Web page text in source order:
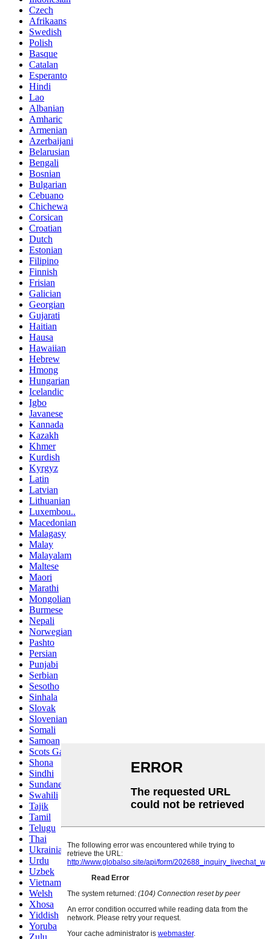
Czech
Afrikaans
Swedish
Polish
Basque
Catalan
Esperanto
Hindi
Lao
Albanian
Amharic
Armenian
Azerbaijani
Belarusian
Bengali
Bosnian
Bulgarian
Cebuano
Chichewa
Corsican
Croatian
Dutch
Estonian
Filipino
Finnish
Frisian
Galician
Georgian
Gujarati
Haitian
Hausa
Hawaiian
Hebrew
Hmong
Hungarian
Icelandic
Igbo
Javanese
Kannada
Kazakh
Khmer
Kurdish
Kyrgyz
Latin
Latvian
Lithuanian
Luxembou..
Macedonian
Malagasy
Malay
Malayalam
Maltese
Maori
Marathi
Mongolian
Burmese
Nepali
Norwegian
Pashto
Persian
Punjabi
Serbian
Sesotho
Sinhala
Slovak
Slovenian
Somali
Samoan
Scots Gaelic
Shona
Sindhi
Sundanese
Swahili
Tajik
Tamil
Telugu
Thai
Ukrainian
Urdu
Uzbek
Vietnamese
Welsh
Xhosa
Yiddish
Yoruba
Zulu